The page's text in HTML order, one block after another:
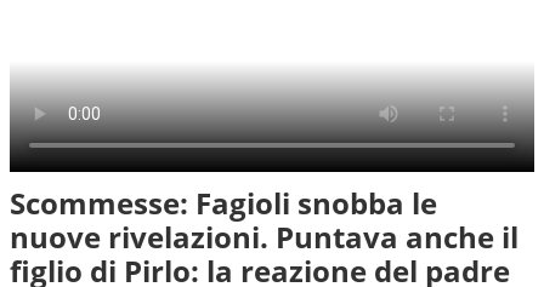
Scommesse: Fagioli snobba le
nuove rivelazioni. Puntava anche il
figlio di Pirlo: la reazione del padre